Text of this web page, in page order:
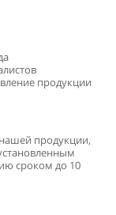
продукции
продукции,
сроком до 10